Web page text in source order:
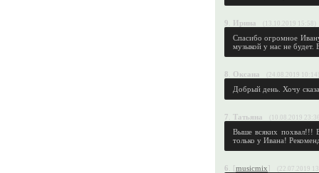
9 Ирина (13.10.2019 15:58)
Спасибо огромное
музыкой у нас не будет.
8 Оксана (24.08.2019 10:14)
Добрый день. Хочу
7 Татьяна (10.08.2019
Выше всяких похвал!!!
только у Ивана!
6 [musicmix] (22.07.2019